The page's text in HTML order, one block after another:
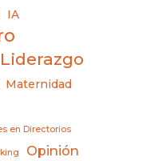
IA
Liderazgo
Maternidad
en Directorios
Opinión